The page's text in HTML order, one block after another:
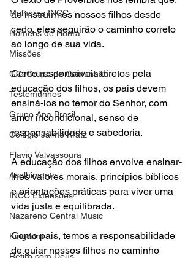
Mulheres INCC
Homens de Honra
Missões
GC: Grupo de Comunhão
Testemunhos
Grupo Ana Brasil
Colégio Jaime Kratz
Flavio Valvassoura
Acolhimento
INCC Extensões
Nazareno Central Music
Kingdom
ao instruirmos nossos filhos desde
cedo, eles seguirão o caminho correto
ao longo de sua vida.
Como responsáveis diretos pela
educação dos filhos, os pais devem
ensiná-los no temor do Senhor, com
amor incondicional, senso de
responsabilidade e sabedoria.
A educação dos filhos envolve ensinar-
lhes valores morais, princípios bíblicos
e orientações práticas para viver uma
vida justa e equilibrada.
Como pais, temos a responsabilidade
de guiar nossos filhos no caminho